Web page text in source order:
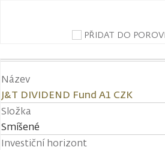
PŘIDAT DO
Název
J&T DIVIDEND Fund A1 CZK
Složka
Smíšené
Investiční horizont